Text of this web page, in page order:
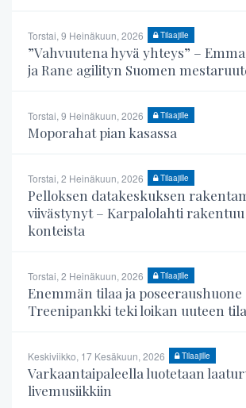
Torstai, 9 Heinäkuun, 2026 Tilaajille
”Vahvuutena hyvä yhteys” –
ja Rane agilityn Suomen
Torstai, 9 Heinäkuun, 2026 Tilaajille
Moporahat pian kasassa
Torstai, 2 Heinäkuun, 2026 Tilaajille
Pelloksen datakeskuksen
viivästynyt – Karpalolahti
konteista
Torstai, 2 Heinäkuun, 2026 Tilaajille
Enemmän tilaa ja poseeraushuone
Treenipankki teki loikan uuteen
Keskiviikko, 17 Kesäkuun, 2026 Tilaajille
Varkaantaipaleella luotetaan
livemusiikkiin